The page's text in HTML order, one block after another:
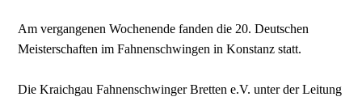
Am vergangenen Wochenende fanden die 20. Deutschen
Meisterschaften im Fahnenschwingen in Konstanz statt.
Die Kraichgau Fahnenschwinger Bretten e.V. unter der Leitung